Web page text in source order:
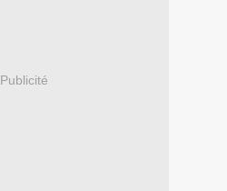
Publicité